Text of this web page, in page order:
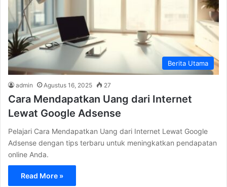
Berita Utama
admin Agustus 16, 2025 27
Cara Mendapatkan Uang dari Internet
Lewat Google Adsense
Pelajari Cara Mendapatkan Uang dari Internet Lewat Google
Adsense dengan tips terbaru untuk meningkatkan pendapatan
online Anda.
Read More »